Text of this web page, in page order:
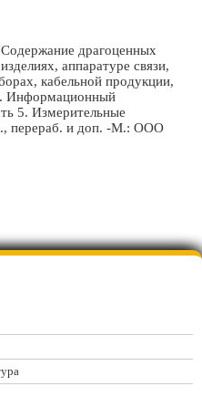
драгоценных
аппаратуре связи,
кабельной продукции,
Информационный
5. Измерительные
перераб. и доп. -М.: ООО